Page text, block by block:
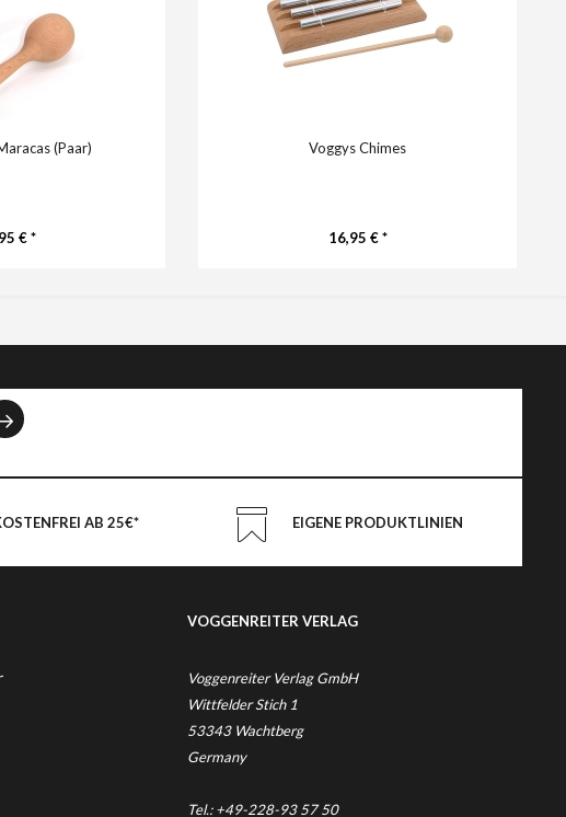
(Paar)
€ *
Voggys Chimes
16,95 € *
AB 25€* EIGENE PRODUKTLINIEN
VOGGENREITER VERLAG
Voggenreiter Verlag GmbH
Wittfelder Stich 1
53343 Wachtberg
Germany
Tel.: +49-228-93 57 50